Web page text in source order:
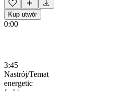
Kup utwór
0:00
3:45
Nastrój/Temat
energetic